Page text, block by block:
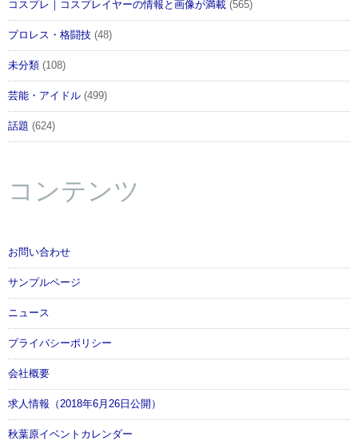
コスプレ｜コスプレイヤーの情報と画像が満載 (565)
プロレス・格闘技 (48)
未分類 (108)
芸能・アイドル (499)
話題 (624)
コンテンツ
お問い合わせ
サンプルページ
ニュース
プライバシーポリシー
会社概要
求人情報（2018年6月26日公開）
秋葉原イベントカレンダー